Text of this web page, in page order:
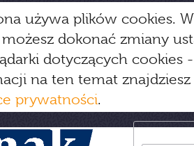
używa plików cookies.
dokonać zmiany
dotyczących cookies
na ten temat
prywatności.